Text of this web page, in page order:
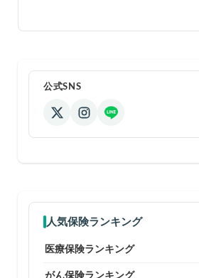
公式SNS
人気保険ランキング
医療保険ランキング